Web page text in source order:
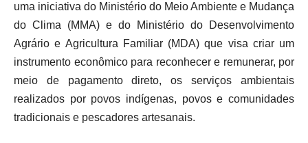
uma iniciativa do Ministério do Meio Ambiente e Mudança
do Clima (MMA) e do Ministério do Desenvolvimento
Agrário e Agricultura Familiar (MDA) que visa criar um
instrumento econômico para reconhecer e remunerar, por
meio de pagamento direto, os serviços ambientais
realizados por povos indígenas, povos e comunidades
tradicionais e pescadores artesanais.